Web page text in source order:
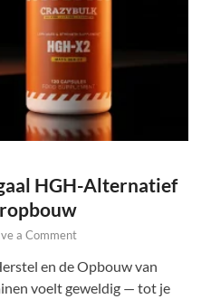
HGH-Alternatief
a Comment
en de Opbouw van
voelt geweldig — tot je